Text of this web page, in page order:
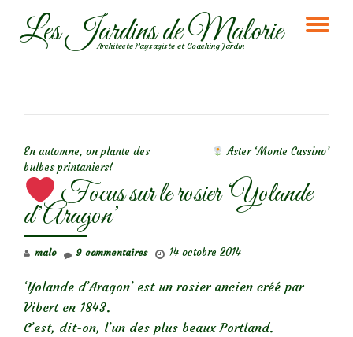
AllerLes Jardins de Malorie
Architecte Paysagiste et Coaching Jardin
En automne, on plante des
bulbes printaniers!
Aster ‘Monte Cassino’
Focus sur le rosier ‘Yolande
d’Aragon’
malo 14 octobre 2014
9 commentaires
‘Yolande d’Aragon’ est un rosier ancien créé par
Vibert en 1843.
C’est, dit-on, l’un des plus beaux Portland.